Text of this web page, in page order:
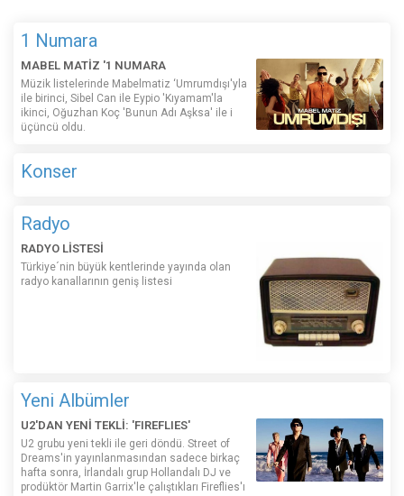
1 Numara
MABEL MATİZ '1 NUMARA
Müzik listelerinde Mabelmatiz ‘Umrumdışı'yla
ile birinci, Sibel Can ile Eypio 'Kıyamam'la
ikinci, Oğuzhan Koç 'Bunun Adı Aşksa' ile i
üçüncü oldu.
Konser
Radyo
RADYO LİSTESİ
Türkiye´nin büyük kentlerinde yayında olan
radyo kanallarının geniş listesi
Yeni Albümler
U2'DAN YENİ TEKLİ: 'FIREFLIES'
U2 grubu yeni tekli ile geri döndü. Street of
Dreams'in yayınlanmasından sadece birkaç
hafta sonra, İrlandalı grup Hollandalı DJ ve
prodüktör Martin Garrix'le çalıştıkları Fireflies'ı